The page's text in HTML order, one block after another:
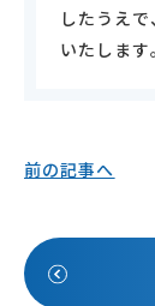
したうえ
いたします。
前の記事へ